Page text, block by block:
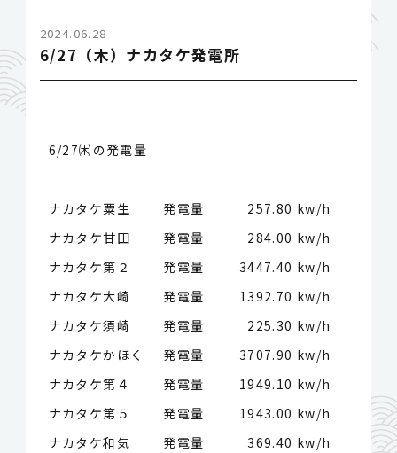
2024.06.28
6/27（木）ナカタケ発電所
6/27㈭の発電量
ナカタケ粟生 発電量
257.80 kw/h
ナカタケ甘田 発電量
284.00 kw/h
ナカタケ第２ 発電量
3447.40 kw/h
ナカタケ大崎 発電量
1392.70 kw/h
ナカタケ須崎 発電量
225.30 kw/h
ナカタケかほく 発電量
3707.90 kw/h
ナカタケ第４ 発電量
1949.10 kw/h
ナカタケ第５ 発電量
1943.00 kw/h
ナカタケ和気 発電量
369.40 kw/h